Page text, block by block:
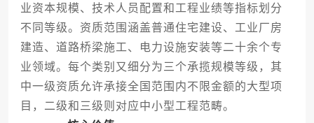
业资本规模、技术人员配置和工程业绩等指标划分
不同等级。资质范围涵盖普通住宅建设、工业厂房
建造、道路桥梁施工、电力设施安装等二十余个专
业领域。每个类别又细分为三个承揽规模等级，其
中一级资质允许承接全国范围内不限金额的大型项
目，二级和三级则对应中小型工程范畴。